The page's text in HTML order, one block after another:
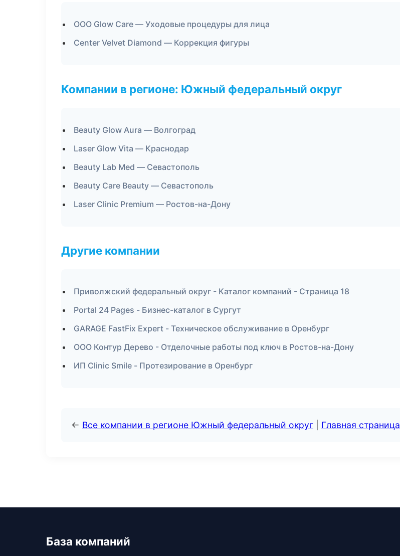
ООО Glow Care — Уходовые процедуры для лица
Center Velvet Diamond — Коррекция фигуры
Компании в регионе: Южный федеральный округ
Beauty Glow Aura — Волгоград
Laser Glow Vita — Краснодар
Beauty Lab Med — Севастополь
Beauty Care Beauty — Севастополь
Laser Clinic Premium — Ростов-на-Дону
Другие компании
Приволжский федеральный округ - Каталог компаний - Страница 18
Portal 24 Pages - Бизнес-каталог в Сургут
GARAGE FastFix Expert - Техническое обслуживание в Оренбург
ООО Контур Дерево - Отделочные работы под ключ в Ростов-на-Дону
ИП Clinic Smile - Протезирование в Оренбург
← Все компании в регионе Южный федеральный округ Главная страница
База компаний